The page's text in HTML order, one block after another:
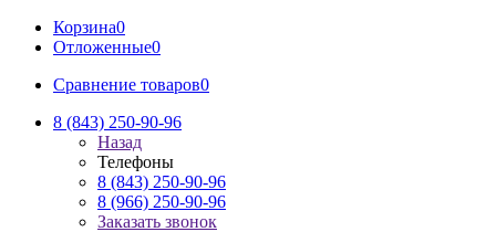
Корзина0
Отложенные0
Сравнение товаров0
8 (843) 250-90-96
Назад
Телефоны
8 (843) 250-90-96
8 (966) 250-90-96
Заказать звонок